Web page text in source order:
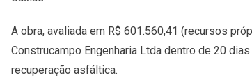
A obra, avaliada em R$ 601.560,41 (recursos
Construcampo Engenharia Ltda dentro de 20
recuperação asfáltica.